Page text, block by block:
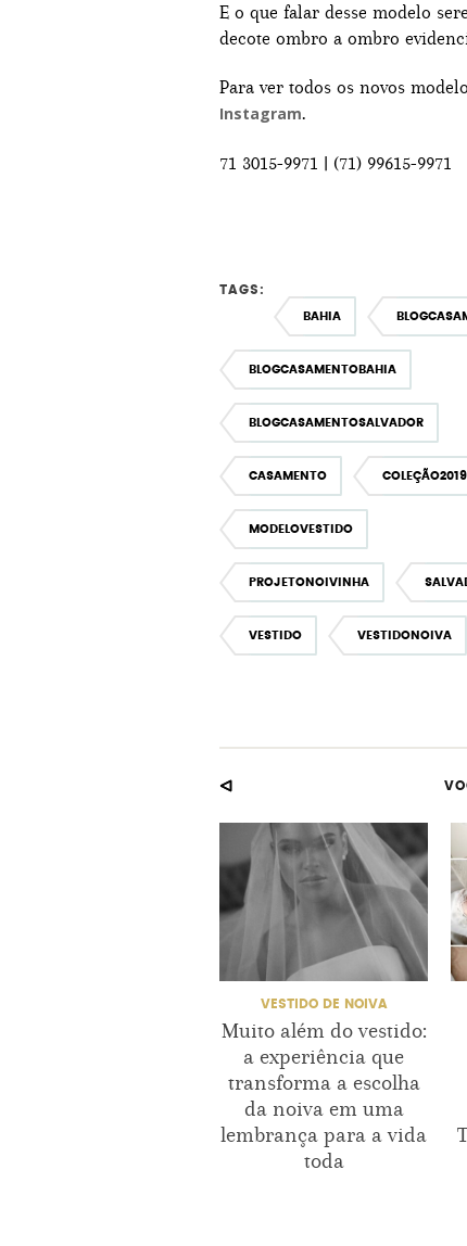
E o que falar desse modelo
decote ombro a ombro
Para ver todos os novos
Instagram.
71 3015-9971 | (71) 99615-9971
TAGS:
BAHIA
BLOGCASAMENTOBAHIA
BLOGCASAMENTOSALVADOR
CASAMENTO COLEÇÃO2019
MODELOVESTIDO
PROJETONOIVINHA
VESTIDO VESTIDONOIVA
VESTIDO DE NOIVA
Muito além do vestido:
a experiência que
transforma a escolha
da noiva em uma
lembrança para a vida
toda